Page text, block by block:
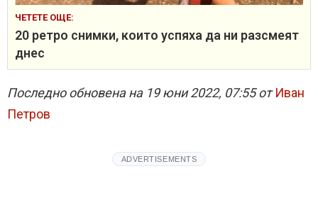
ЧЕТЕТЕ ОЩЕ:
20 ретро снимки, които успяха да ни разсмеят
днес
Последно обновена на 19 юни 2022, 07:55 от Иван
Петров
ADVERTISEMENTS